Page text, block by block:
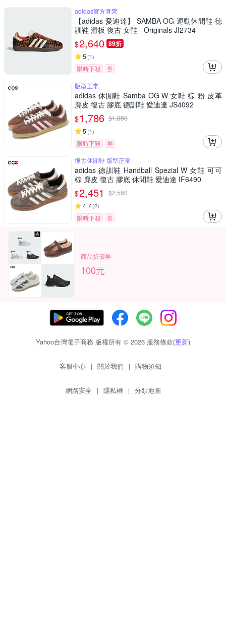
adidas官方直營
【adidas 愛迪達】 SAMBA OG 運動休閒鞋 德
訓鞋 滑板 復古 女鞋 - Originals JI2734
$2,640 89折
5 (1)
限時下殺
券
版型正常
adidas 休閒鞋 Samba OG W 女鞋 棕 粉 皮革
麂皮 復古 膠底 德訓鞋 愛迪達 JS4092
$1,786 $1,880
5 (1)
限時下殺
券
復古休閒鞋 版型正常
adidas 德訓鞋 Handball Spezial W 女鞋 可可
棕 麂皮 復古 膠底 休閒鞋 愛迪達 IF6490
$2,451 $2,580
4.7(2)
限時下殺 券
商品折價券
100元
Yahoo台灣電子商務 版權所有 © 2026 服務條款(更新)
客服中心 | 關於我們 | 購物須知
網路安全 | 隱私權 | 分類地圖